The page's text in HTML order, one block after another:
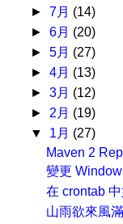
► 7月 (14)
► 6月 (20)
► 5月 (27)
► 4月 (13)
► 3月 (12)
► 2月 (19)
▼ 1月 (27)
Maven 2
變更
在 crontab
山雨欲來風